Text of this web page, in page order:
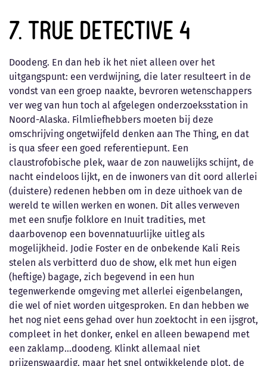
7. True Detective 4
Doodeng. En dan heb ik het niet alleen over het
uitgangspunt: een verdwijning, die later resulteert in de
vondst van een groep naakte, bevroren wetenschappers
ver weg van hun toch al afgelegen onderzoeksstation in
Noord-Alaska. Filmliefhebbers moeten bij deze
omschrijving ongetwijfeld denken aan The Thing, en dat
is qua sfeer een goed referentiepunt. Een
claustrofobische plek, waar de zon nauwelijks schijnt, de
nacht eindeloos lijkt, en de inwoners van dit oord allerlei
(duistere) redenen hebben om in deze uithoek van de
wereld te willen werken en wonen. Dit alles verweven
met een snufje folklore en Inuit tradities, met
daarbovenop een bovennatuurlijke uitleg als
mogelijkheid. Jodie Foster en de onbekende Kali Reis
stelen als verbitterd duo de show, elk met hun eigen
(heftige) bagage, zich begevend in een hun
tegenwerkende omgeving met allerlei eigenbelangen,
die wel of niet worden uitgesproken. En dan hebben we
het nog niet eens gehad over hun zoektocht in een ijsgrot,
compleet in het donker, enkel en alleen bewapend met
een zaklamp…doodeng. Klinkt allemaal niet
prijzenswaardig, maar het snel ontwikkelende plot, de